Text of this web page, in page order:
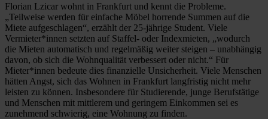
Florian Lzicar wohnt in Frankfurt und kennt die Probleme.
„Teilweise werden für einfache Möbel horrende Summen auf die
Miete aufgeschlagen“, erzählt der 25-jährige Student. Viele
Vermieter*innen setzten auf Staffel- oder Indexmieten, „wodurch
die Mieten automatisch und regelmäßig weiter steigen – unabhängig
davon, ob sich die Wohnqualität verbessert oder nicht.“ Für
Mieter*innen bedeute dies finanzielle Unsicherheit. Viele Menschen
hätten Angst, sich das Wohnen in Frankfurt langfristig nicht mehr
leisten zu können. Insbesondere für Studierende, junge Berufstätige
und Menschen mit mittlerem und geringem Einkommen sei es
zunehmend schwierig, eine Wohnung zu finden.